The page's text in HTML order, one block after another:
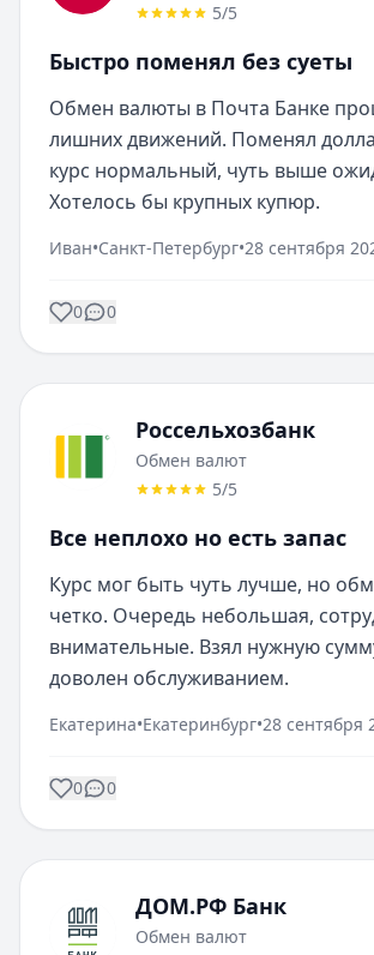
5/5
Быстро поменял без суеты
Обмен валюты в Почта Банке
лишних движений. Поменял
курс нормальный, чуть выше
Хотелось бы крупных купюр.
Иван•Санкт-Петербург•28 сентября
0 0
Россельхозбанк
Обмен валют
5/5
Все неплохо но есть запас
Курс мог быть чуть лучше, но
четко. Очередь небольшая,
внимательные. Взял нужную
доволен обслуживанием.
Екатерина•Екатеринбург•28 сентября
0 0
ДОМ.РФ Банк
Обмен валют